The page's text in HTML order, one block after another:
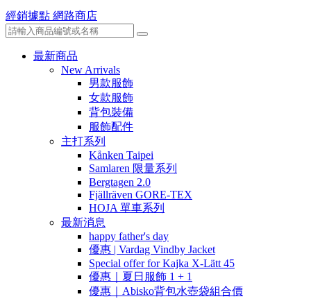
經銷據點 網路商店
最新商品
New Arrivals
男款服飾
女款服飾
背包裝備
服飾配件
主打系列
Kånken Taipei
Samlaren 限量系列
Bergtagen 2.0
Fjällräven GORE-TEX
HOJA 單車系列
最新消息
happy father's day
優惠 | Vardag Vindby Jacket
Special offer for Kajka X-Lätt 45
優惠｜夏日服飾 1 + 1
優惠｜Abisko背包水壺袋組合價